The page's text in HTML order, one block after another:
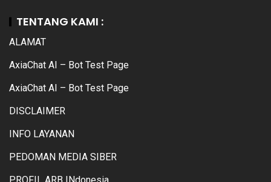
TENTANG KAMI :
ALAMAT
AxiaChat AI – Bot Test Page
AxiaChat AI – Bot Test Page
DISCLAIMER
INFO LAYANAN
PEDOMAN MEDIA SIBER